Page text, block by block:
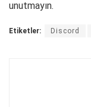
unutmayın.
Etiketler: Discord